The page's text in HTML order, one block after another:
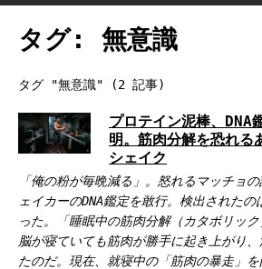
タグ: 無意識
タグ "無意識" (2 記事)
プロテイン泥棒、DNA
明。筋肉分解を恐れる
シェイク
「俺の粉が毎晩減る」。怒れるマッチョ
ェイカーのDNA鑑定を敢行。検出された
った。「睡眠中の筋肉分解（カタボリック
脳が寝ていても筋肉が勝手に起き上がり
たのだ。現在、就寝中の「筋肉の暴走」